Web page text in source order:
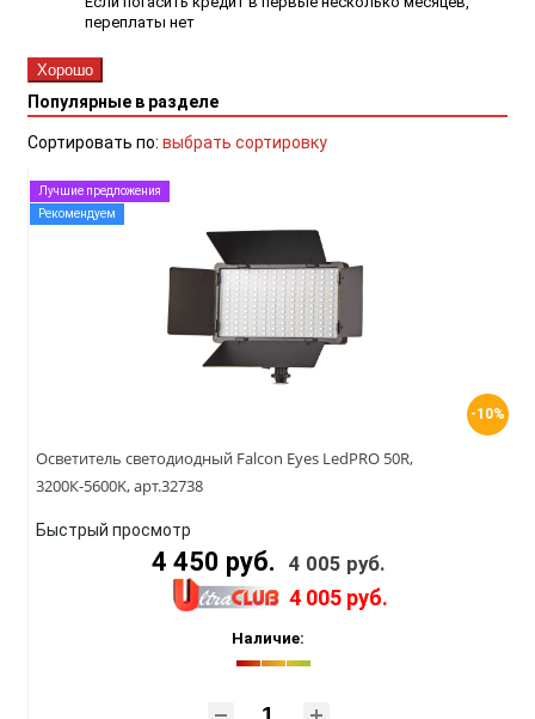
переплаты нет
Хорошо
Популярные в разделе
Сортировать по: выбрать сортировку
-10%
Лучшие предложения
Рекомендуем
Осветитель светодиодный Falcon Eyes LedPRO 50R,
3200К-5600K, арт.32738
Быстрый просмотр
4 450 руб. 4 005 руб.
4 005 руб.
Наличие: